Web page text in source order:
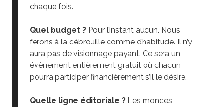
chaque fois.
Quel budget ?Pour l’instant aucun. Nous
ferons à la débrouille comme d’habitude. Il n’y
aura pas de visionnage payant. Ce sera un
évènement entièrement gratuit où chacun
pourra participer financièrement s’il le désire.
Quelle ligne éditoriale ?Les mondes